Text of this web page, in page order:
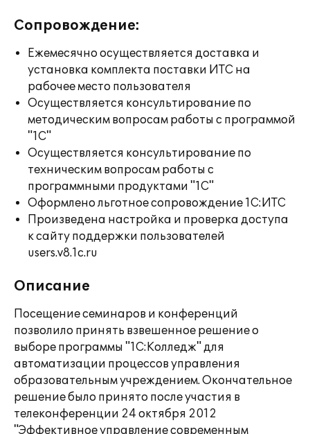
Сопровождение:
Ежемесячно осуществляется доставка и
установка комплекта поставки ИТС на
рабочее место пользователя
Осуществляется консультирование по
методическим вопросам работы с программой
"1С"
Осуществляется консультирование по
техническим вопросам работы с
программными продуктами "1С"
Оформлено льготное сопровождение 1С:ИТС
Произведена настройка и проверка доступа
к сайту поддержки пользователей
users.v8.1c.ru
Описание
Посещение семинаров и конференций
позволило принять взвешенное решение о
выборе программы "1С:Колледж" для
автоматизации процессов управления
образовательным учреждением. Окончательное
решение было принято после участия в
телеконференции 24 октября 2012
"Эффективное управление современным